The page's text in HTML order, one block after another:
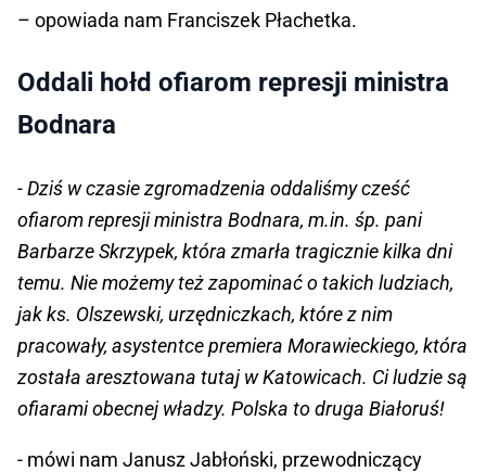
– opowiada nam Franciszek Płachetka.
Oddali hołd ofiarom represji ministra
Bodnara
- Dziś w czasie zgromadzenia oddaliśmy cześć
ofiarom represji ministra Bodnara, m.in. śp. pani
Barbarze Skrzypek, która zmarła tragicznie kilka dni
temu. Nie możemy też zapominać o takich ludziach,
jak ks. Olszewski, urzędniczkach, które z nim
pracowały, asystentce premiera Morawieckiego, która
została aresztowana tutaj w Katowicach. Ci ludzie są
ofiarami obecnej władzy. Polska to druga Białoruś!
- mówi nam Janusz Jabłoński, przewodniczący